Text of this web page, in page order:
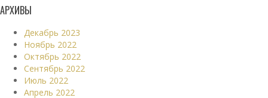
АРХИВЫ
Декабрь 2023
Ноябрь 2022
Октябрь 2022
Сентябрь 2022
Июль 2022
Апрель 2022